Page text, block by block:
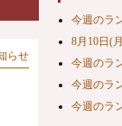
らせ
今週のラ
8月10日(
今週のラ
今週のラ
今週のラ